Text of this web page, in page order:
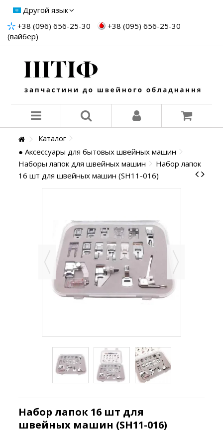
Другой язык
+38 (096) 656-25-30
+38 (095) 656-25-30
(вайбер)
Каталог
● Аксессуары для бытовых швейных машин
Наборы лапок для швейных машин
Набор лапок
16 шт для швейных машин (SH11-016)
Набор лапок 16 шт для
швейных машин (SH11-016)